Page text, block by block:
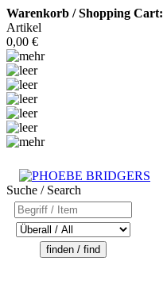
Warenkorb / Shopping Cart:
Artikel
0,00 €
Suche / Search